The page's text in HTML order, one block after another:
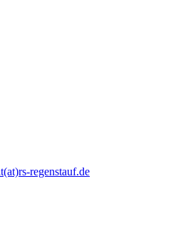
regenstauf.de